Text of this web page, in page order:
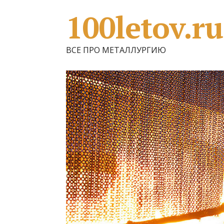
100letov.ru
ВСЕ ПРО МЕТАЛЛУРГИЮ